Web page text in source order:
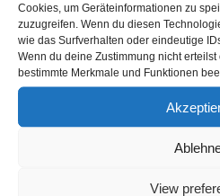
Cookies, um Geräteinformationen zu
zuzugreifen. Wenn du diesen
wie das Surfverhalten oder eindeutige
Wenn du deine Zustimmung nicht
bestimmte Merkmale und Funktionen
View
Collefrisio „Confronto“ Rosso ist
Verschmelzung von Montepulciano
erstrahlt er in einem intensiven
Alkoholgehalt: 14 % vol.
Hersteller: Azienda Collefrisio